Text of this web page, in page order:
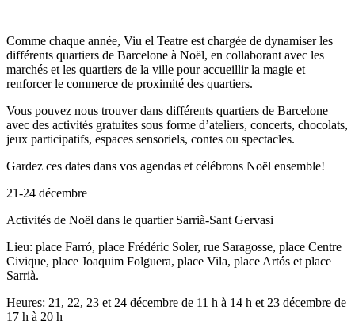
Comme chaque année, Viu el Teatre est chargée de dynamiser les
différents quartiers de Barcelone à Noël, en collaborant avec les
marchés et les quartiers de la ville pour accueillir la magie et
renforcer le commerce de proximité des quartiers.
Vous pouvez nous trouver dans différents quartiers de Barcelone
avec des activités gratuites sous forme d’ateliers, concerts, chocolats,
jeux participatifs, espaces sensoriels, contes ou spectacles.
Gardez ces dates dans vos agendas et célébrons Noël ensemble!
21-24 décembre
Activités de Noël dans le quartier Sarrià-Sant Gervasi
Lieu: place Farró, place Frédéric Soler, rue Saragosse, place Centre
Civique, place Joaquim Folguera, place Vila, place Artós et place
Sarrià.
Heures: 21, 22, 23 et 24 décembre de 11 h à 14 h et 23 décembre de
17 h à 20 h